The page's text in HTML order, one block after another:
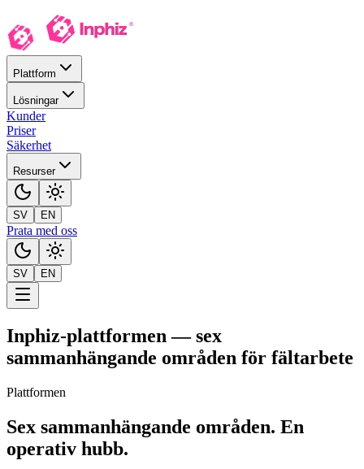
Plattform
Lösningar
Kunder
Priser
Säkerhet
Resurser
SV EN
Prata med oss
SV EN
Inphiz-plattformen — sex
sammanhängande områden för fältarbete
Plattformen
Sex sammanhängande områden. En
operativ hubb.